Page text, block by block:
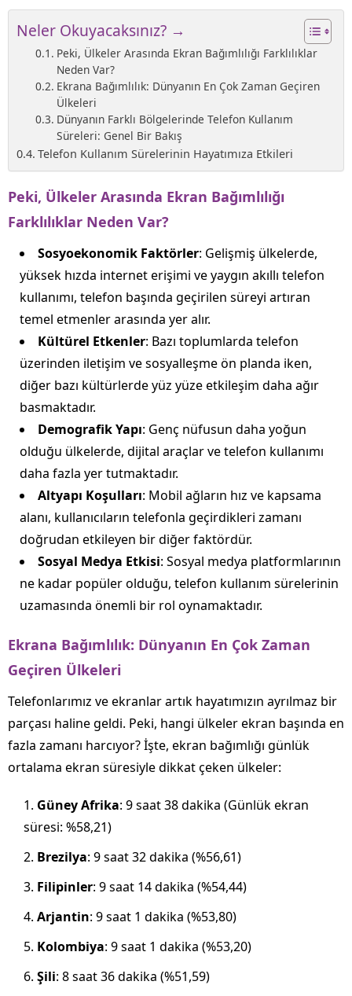
Neler Okuyacaksınız? →
Peki, Ülkeler Arasında Ekran Bağımlılığı Farklılıklar
Neden Var?
Ekrana Bağımlılık: Dünyanın En Çok Zaman Geçiren
Ülkeleri
Dünyanın Farklı Bölgelerinde Telefon Kullanım
Süreleri: Genel Bir Bakış
Telefon Kullanım Sürelerinin Hayatımıza Etkileri
Peki, Ülkeler Arasında Ekran Bağımlılığı
Farklılıklar Neden Var?
Sosyoekonomik Faktörler: Gelişmiş ülkelerde,
yüksek hızda internet erişimi ve yaygın akıllı telefon
kullanımı, telefon başında geçirilen süreyi artıran
temel etmenler arasında yer alır.
Kültürel Etkenler: Bazı toplumlarda telefon
üzerinden iletişim ve sosyalleşme ön planda iken,
diğer bazı kültürlerde yüz yüze etkileşim daha ağır
basmaktadır.
Demografik Yapı: Genç nüfusun daha yoğun
olduğu ülkelerde, dijital araçlar ve telefon kullanımı
daha fazla yer tutmaktadır.
Altyapı Koşulları: Mobil ağların hız ve kapsama
alanı, kullanıcıların telefonla geçirdikleri zamanı
doğrudan etkileyen bir diğer faktördür.
Sosyal Medya Etkisi: Sosyal medya platformlarının
ne kadar popüler olduğu, telefon kullanım sürelerinin
uzamasında önemli bir rol oynamaktadır.
Ekrana Bağımlılık: Dünyanın En Çok Zaman
Geçiren Ülkeleri
Telefonlarımız ve ekranlar artık hayatımızın ayrılmaz bir
parçası haline geldi. Peki, hangi ülkeler ekran başında en
fazla zamanı harcıyor? İşte, ekran bağımlığı günlük
ortalama ekran süresiyle dikkat çeken ülkeler:
Güney Afrika: 9 saat 38 dakika (Günlük ekran
süresi: %58,21)
Brezilya: 9 saat 32 dakika (%56,61)
Filipinler: 9 saat 14 dakika (%54,44)
Arjantin: 9 saat 1 dakika (%53,80)
Kolombiya: 9 saat 1 dakika (%53,20)
Şili: 8 saat 36 dakika (%51,59)